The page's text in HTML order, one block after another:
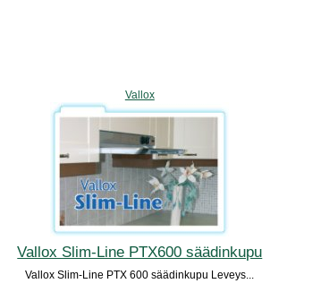
Vallox
Vallox Slim-Line PTX600 säädinkupu
Vallox Slim-Line PTX 600 säädinkupu Leveys...